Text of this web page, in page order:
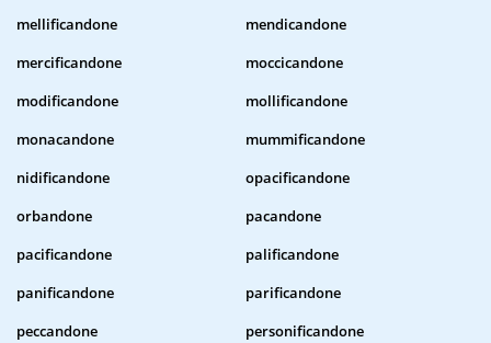
mellificandone
mendicandone
mercificandone
moccicandone
modificandone
mollificandone
monacandone
mummificandone
nidificandone
opacificandone
orbandone
pacandone
pacificandone
palificandone
panificandone
parificandone
peccandone
personificandone